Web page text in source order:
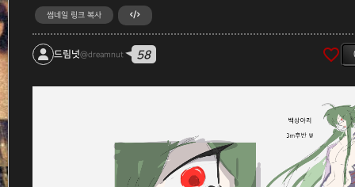
썸네일 링크 복사
드림넛@dreamnut 58 favorite_border